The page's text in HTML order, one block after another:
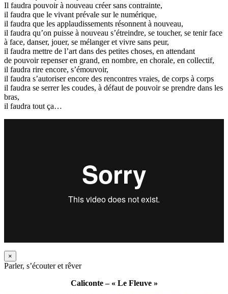
Il faudra pouvoir à nouveau créer sans contrainte,
il faudra que le vivant prévale sur le numérique,
il faudra que les applaudissements résonnent à nouveau,
il faudra qu’on puisse à nouveau s’étreindre, se toucher, se tenir face
à face, danser, jouer, se mélanger et vivre sans peur,
il faudra mettre de l’art dans des petites choses, en attendant
de pouvoir repenser en grand, en nombre, en chorale, en collectif,
il faudra rire encore, s’émouvoir,
il faudra s’autoriser encore des rencontres vraies, de corps à corps
il faudra se serrer les coudes, à défaut de pouvoir se prendre dans les
bras,
il faudra tout ça…
×
Parler, s’écouter et rêver
Caliconte – « Le Fleuve »